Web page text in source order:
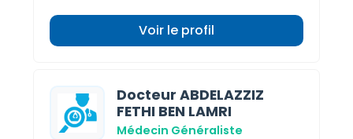
Voir le profil
Docteur ABDELAZZIZ
FETHI BEN LAMRI
Médecin Généraliste